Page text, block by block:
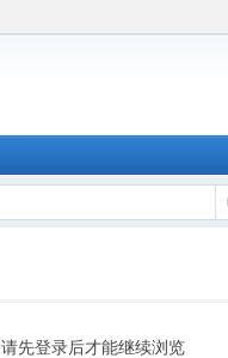
请先登录后才能继续浏览